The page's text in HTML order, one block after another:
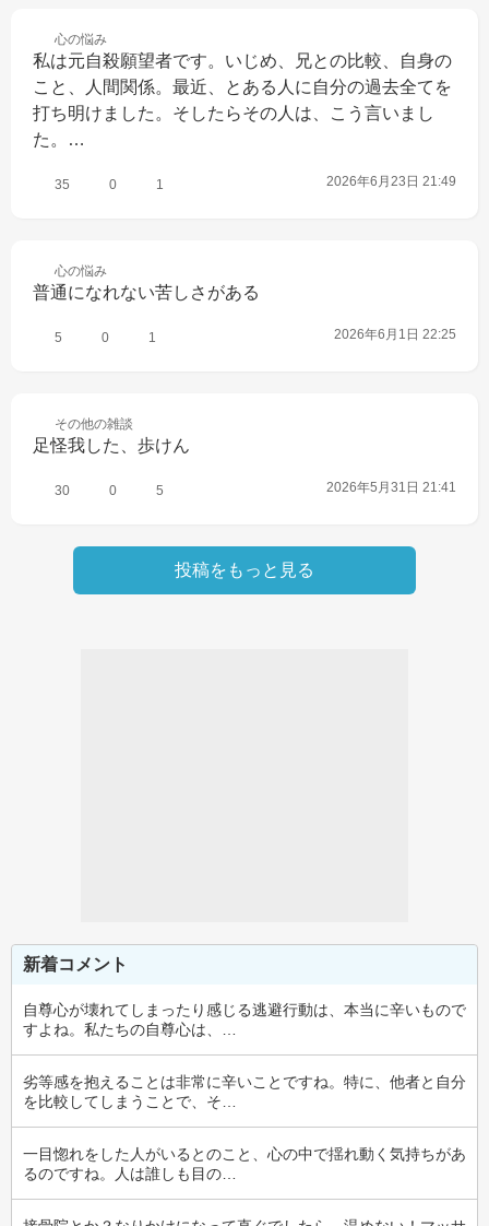
心の悩み
私は元自殺願望者です。いじめ、兄との比較、自身の
こと、人間関係。最近、とある人に自分の過去全てを
打ち明けました。そしたらその人は、こう言いまし
た。…
35 0 1 2026年6月23日 21:49
心の悩み
普通になれない苦しさがある
5 0 1 2026年6月1日 22:25
その他の雑談
足怪我した、歩けん
30 0 5 2026年5月31日 21:41
投稿をもっと見る
新着コメント
自尊心が壊れてしまったり感じる逃避行動は、本当に辛いもので
すよね。私たちの自尊心は、…
劣等感を抱えることは非常に辛いことですね。特に、他者と自分
を比較してしまうことで、そ…
一目惚れをした人がいるとのこと、心の中で揺れ動く気持ちがあ
るのですね。人は誰しも目の…